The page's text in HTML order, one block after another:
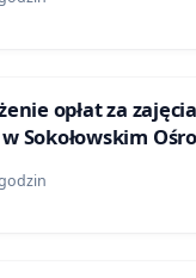
opłat za
Sokołowskim